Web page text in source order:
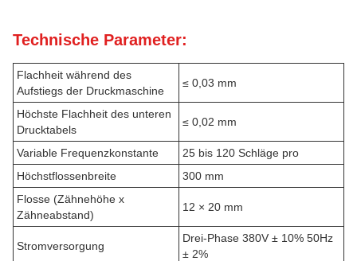
Technische Parameter:
Flachheit während des
Aufstiegs der Druckmaschine
≤ 0,03 mm
Höchste Flachheit des unteren
Drucktabels
≤ 0,02 mm
Variable Frequenzkonstante
25 bis 120 Schläge pro
Höchstflossenbreite
300 mm
Flosse (Zähnehöhe x
Zähneabstand)
12 × 20 mm
Stromversorgung
Drei-Phase 380V ± 10% 50Hz
± 2%